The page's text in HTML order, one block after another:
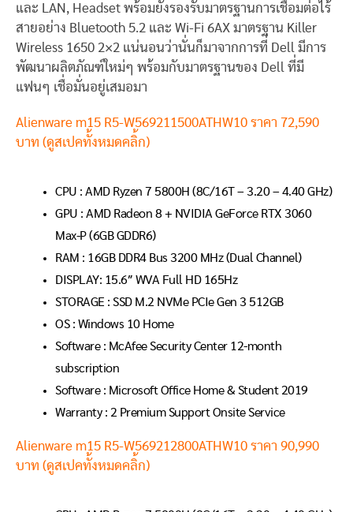
และ LAN, Headset พร้อมยังรองรับมาตรฐานการเชื่อมต่อไร้
สายอย่าง Bluetooth 5.2 และ Wi-Fi 6AX มาตรฐาน Killer
Wireless 1650 2×2 แน่นอนว่านั่นก็มาจากการที่ Dell มีการ
พัฒนาผลิตภัณฑ์ใหม่ๆ พร้อมกับมาตรฐานของ Dell ที่มี
แฟนๆ เชื่อมั่นอยู่เสมอมา
Alienware m15 R5-W569211500ATHW10 ราคา 72,590
บาท (ดูสเปคทั้งหมดคลิ้ก)
CPU : AMD Ryzen 7 5800H (8C/16T – 3.20 – 4.40 GHz)
GPU : AMD Radeon 8 + NVIDIA GeForce RTX 3060
Max-P (6GB GDDR6)
RAM : 16GB DDR4 Bus 3200 MHz (Dual Channel)
DISPLAY: 15.6″ WVA Full HD 165Hz
STORAGE : SSD M.2 NVMe PCIe Gen 3 512GB
OS : Windows 10 Home
Software : McAfee Security Center 12-month
subscription
Software : Microsoft Office Home & Student 2019
Warranty : 2 Premium Support Onsite Service
Alienware m15 R5-W569212800ATHW10 ราคา 90,990
บาท (ดูสเปคทั้งหมดคลิ้ก)